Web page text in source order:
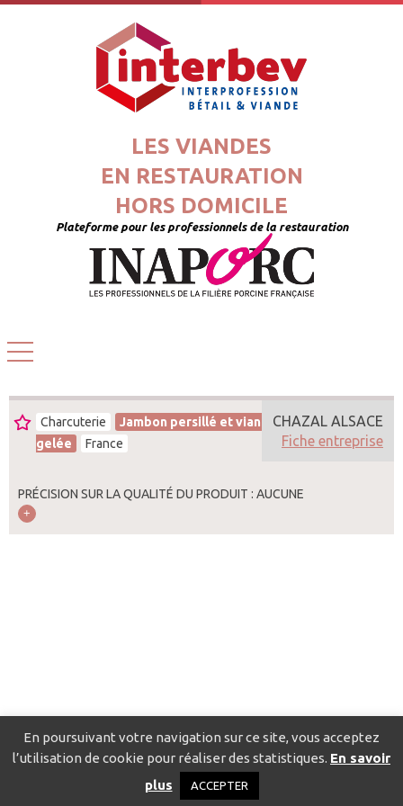
LES VIANDES
EN RESTAURATION
HORS DOMICILE
Plateforme pour les professionnels de la restauration
Charcuterie
Jambon persillé et viandes en
gelée
France
PRÉCISION SUR LA QUALITÉ DU PRODUIT : AUCUNE
CHAZAL ALSACE
Fiche entreprise
Catalogue pour localiser les fournisseurs
Politique de confidentialité
En poursuivant votre navigation sur ce site, vous acceptez
l’utilisation de cookie pour réaliser des statistiques. En savoir
plus
ACCEPTER